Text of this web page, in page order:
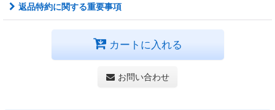
返品特約に関する重要事項
カートに入れる
お問い合わせ